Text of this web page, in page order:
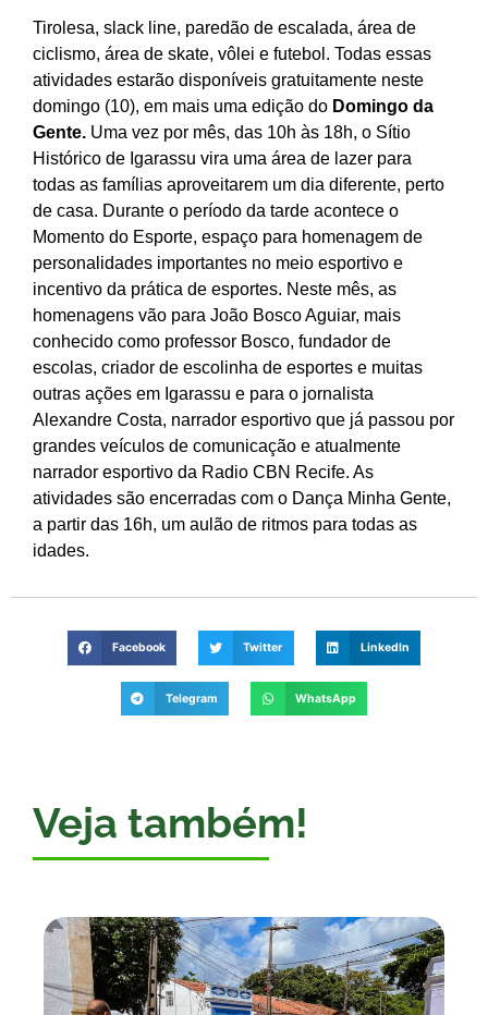
Tirolesa, slack line, paredão de escalada, área de
ciclismo, área de skate, vôlei e futebol. Todas essas
atividades estarão disponíveis gratuitamente neste
domingo (10), em mais uma edição do Domingo da
Gente. Uma vez por mês, das 10h às 18h, o Sítio
Histórico de Igarassu vira uma área de lazer para
todas as famílias aproveitarem um dia diferente, perto
de casa. Durante o período da tarde acontece o
Momento do Esporte, espaço para homenagem de
personalidades importantes no meio esportivo e
incentivo da prática de esportes. Neste mês, as
homenagens vão para João Bosco Aguiar, mais
conhecido como professor Bosco, fundador de
escolas, criador de escolinha de esportes e muitas
outras ações em Igarassu e para o jornalista
Alexandre Costa, narrador esportivo que já passou por
grandes veículos de comunicação e atualmente
narrador esportivo da Radio CBN Recife. As
atividades são encerradas com o Dança Minha Gente,
a partir das 16h, um aulão de ritmos para todas as
idades.
Facebook Twitter LinkedIn
Telegram WhatsApp
Veja também!